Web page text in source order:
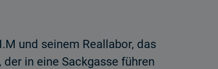
und seinem Reallabor, das
in eine Sackgasse führen